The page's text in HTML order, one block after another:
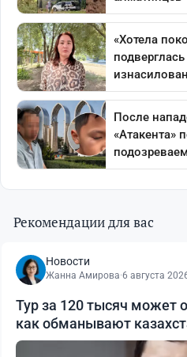
Рекомендации для вас
Новости
Жанна Амирова·6 августа
Тур за 120 тысяч может
как обманывают